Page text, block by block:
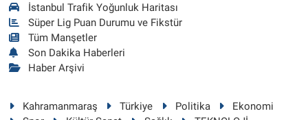
İstanbul Trafik Yoğunluk Haritası
Süper Lig Puan Durumu ve Fikstür
Tüm Manşetler
Son Dakika Haberleri
Haber Arşivi
Kahramanmaraş Türkiye Politika
Ekonomi